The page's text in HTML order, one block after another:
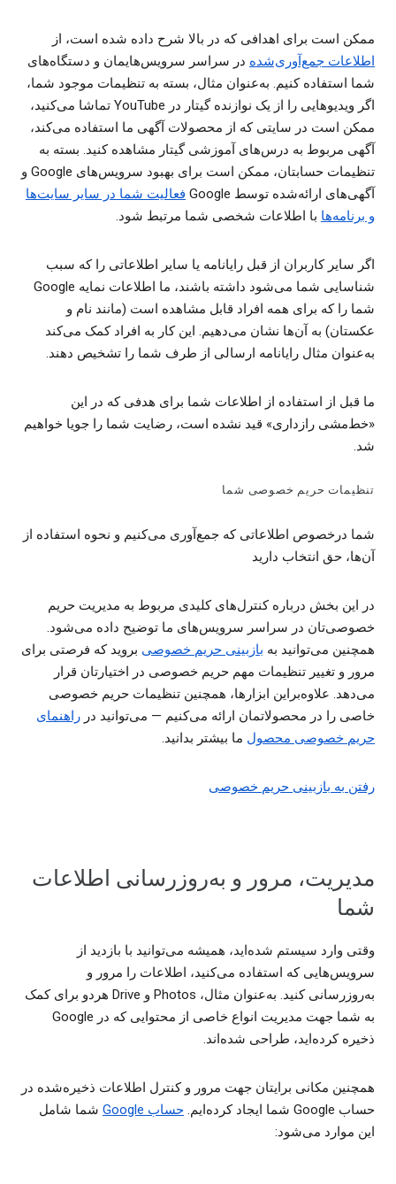
ممکن است برای اهدافی که در بالا شرح داده شده است، از
اطلاعات جمع‌آوری‌شده در سراسر سرویس‌هایمان و دستگاه‌های
شما استفاده کنیم. به‌عنوان مثال، بسته به تنظیمات موجود شما،
اگر ویدیوهایی را از یک نوازنده گیتار در YouTube تماشا می‌کنید،
ممکن است در سایتی که از محصولات آگهی ما استفاده می‌کند،
آگهی مربوط به درس‌های آموزشی گیتار مشاهده کنید. بسته به
تنظیمات حسابتان، ممکن است برای بهبود سرویس‌های Google و
آگهی‌های ارائه‌شده توسط Google
فعالیت شما در سایر سایت‌ها
و برنامه‌ها با اطلاعات شخصی شما مرتبط شود.
اگر سایر کاربران از قبل رایانامه یا سایر اطلاعاتی را که سبب
شناسایی شما می‌شود داشته باشند، ما اطلاعات نمایه Google
شما را که برای همه افراد قابل مشاهده است (مانند نام و
عکستان) به آن‌ها نشان می‌دهیم. این کار به افراد کمک می‌کند
به‌عنوان مثال رایانامه ارسالی از طرف شما را تشخیص دهند.
ما قبل از استفاده از اطلاعات شما برای هدفی که در این
«خط‌مشی رازداری» قید نشده است، رضایت شما را جویا خواهیم
شد.
تنظیمات حریم خصوصی شما
شما درخصوص اطلاعاتی که جمع‌آوری می‌کنیم و نحوه استفاده از
آن‌ها، حق انتخاب دارید
در این بخش درباره کنترل‌های کلیدی مربوط به مدیریت حریم
خصوصی‌تان در سراسر سرویس‌های ما توضیح داده می‌شود.
همچنین می‌توانید به بازبینی حریم خصوصی بروید که فرصتی برای
مرور و تغییر تنظیمات مهم حریم خصوصی در اختیارتان قرار
می‌دهد. علاوه‌براین ابزارها، همچنین تنظیمات حریم خصوصی
خاصی را در محصولاتمان ارائه می‌کنیم — می‌توانید در راهنمای
حریم خصوصی محصول ما بیشتر بدانید.
رفتن به بازبینی حریم خصوصی
مدیریت، مرور و به‌روزرسانی اطلاعات
شما
وقتی وارد سیستم شده‌اید، همیشه می‌توانید با بازدید از
سرویس‌هایی که استفاده می‌کنید، اطلاعات را مرور و
به‌روزرسانی کنید. به‌عنوان مثال، Photos و Drive هردو برای کمک
به شما جهت مدیریت انواع خاصی از محتوایی که در Google
ذخیره کرده‌اید، طراحی شده‌اند.
همچنین مکانی برایتان جهت مرور و کنترل اطلاعات ذخیره‌شده در
حساب Google شما ایجاد کرده‌ایم.
حساب Google
شما شامل
این موارد می‌شود: